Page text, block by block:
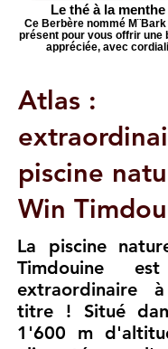
Le thé à la
Ce Berbère nommé
présent pour vous offrir une
appréciée, avec
Atlas :
piscine
Win
La piscine
Timdouine
extraordinaire
titre ! Situé
1'600 m